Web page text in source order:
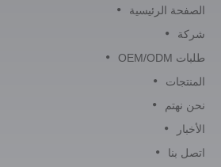
الصفحة الرئيسية
شركة
طلبات OEM/ODM
المنتجات
نحن نهتم
الأخبار
اتصل بنا